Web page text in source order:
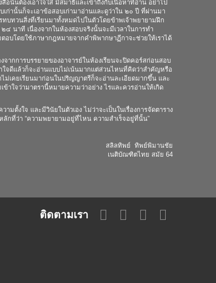
นั้นต้องเอาใจใส่ มีสมาธิและเข้าถึงกับเนื้อหาที่อ่าน อย่าไป
ก่านั้นก็จะเอาข้อสอบเก่ามาอ่านและดูว่าใน ๒๐ ปี ที่ผ่านมา
บทวนสิ่งที่เรียนมาทั้งหมดไปในตัวโดยข้าพเจ้าพยายามฝึก
๔ นาที เนื่องจากในห้องสอบจริงนั้นจะมีเวลาในการทำ
บโดยใช้ภาษากฎหมายจากคำพิพากษาฏีกาจะช่วยให้เราได้
การบรรยายของอาจารย์ในห้องเรียนจะปิดคอร์สก่อนสอบ
จดีแล้วก็จะอ่านแบบไม่เน้นมากแต่ส่วนไหนที่คิดว่าสำคัญหรือ
ม่เคยเรียนมาก่อนในปริญญาตรีก็จะอ่านละเอียดมากขึ้น และ
ใจว่ามาตรานี้หมายความว่าอย่าง ไรและควรอ่านให้เกิด
จ และมีวินัยในตัวเอง ไม่ว่าจะเป็นในเรื่องการจัดตาราง
ลักที่ว่า “ความพยายามอยู่ที่ไหน ความสำเร็จอยู่ที่นั้น”
สลิลทิพย์ ทิพย์พิมานชัย
เนติบัณฑิตไทย สมัย 64
ติดตามเรา